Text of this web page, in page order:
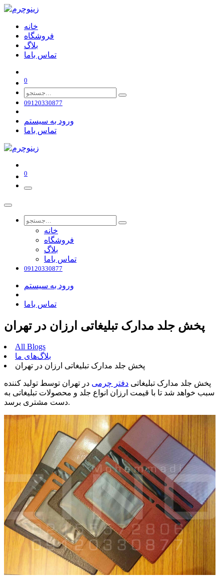
خانه
فروشگاه
بلاگ
تماس باما
0
09120330877
ورود به سیستم
تماس باما
0
خانه
فروشگاه
بلاگ
تماس باما
09120330877
ورود به سیستم
تماس باما
پخش جلد مدارک تبلیغاتی ارزان در تهران
All Blogs
بلاگ‌های ما
پخش جلد مدارک تبلیغاتی ارزان در تهران
پخش جلد مدارک تبلیغاتی دفتر چرمی در تهران توسط تولید کننده
سبب خواهد شد تا با قیمت ارزان انواع جلد و محصولات تبلیغاتی به
دست مشتری برسد.